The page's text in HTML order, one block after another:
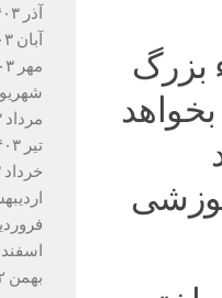
بزرگ
آذر ۱۴۰۳
آبان ۱۴۰۳
مهر ۱۴۰۳
شهریور
مرداد ۱۴۰۳
تیر ۱۴۰۳
خرداد ۱۴۰۳
فروردین
اسفند ۱۴۰۲
بهمن ۱۴۰۲